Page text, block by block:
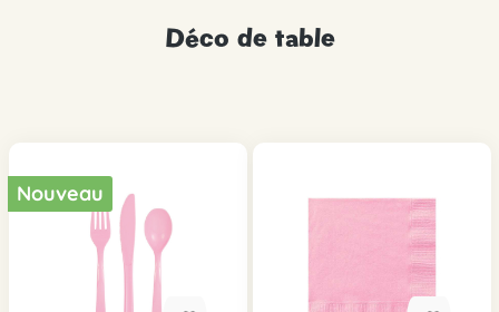
Déco de table
Nouveau